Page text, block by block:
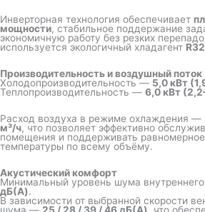
Инверторная технология обеспечивает
мощности, стабильное поддержание
экономичную работу без резких
используется экологичный хладагент R32
Производительность и воздушный поток
Холодопроизводительность — 5,0 кВт
Теплопроизводительность — 6,0 кВт
Расход воздуха в режиме охлаждения —
м³/ч, что позволяет эффективно
помещения и поддерживать
температуры по всему объёму.
Акустический комфорт
Минимальный уровень шума внутреннего
дБ(A).
В зависимости от выбранной скорости